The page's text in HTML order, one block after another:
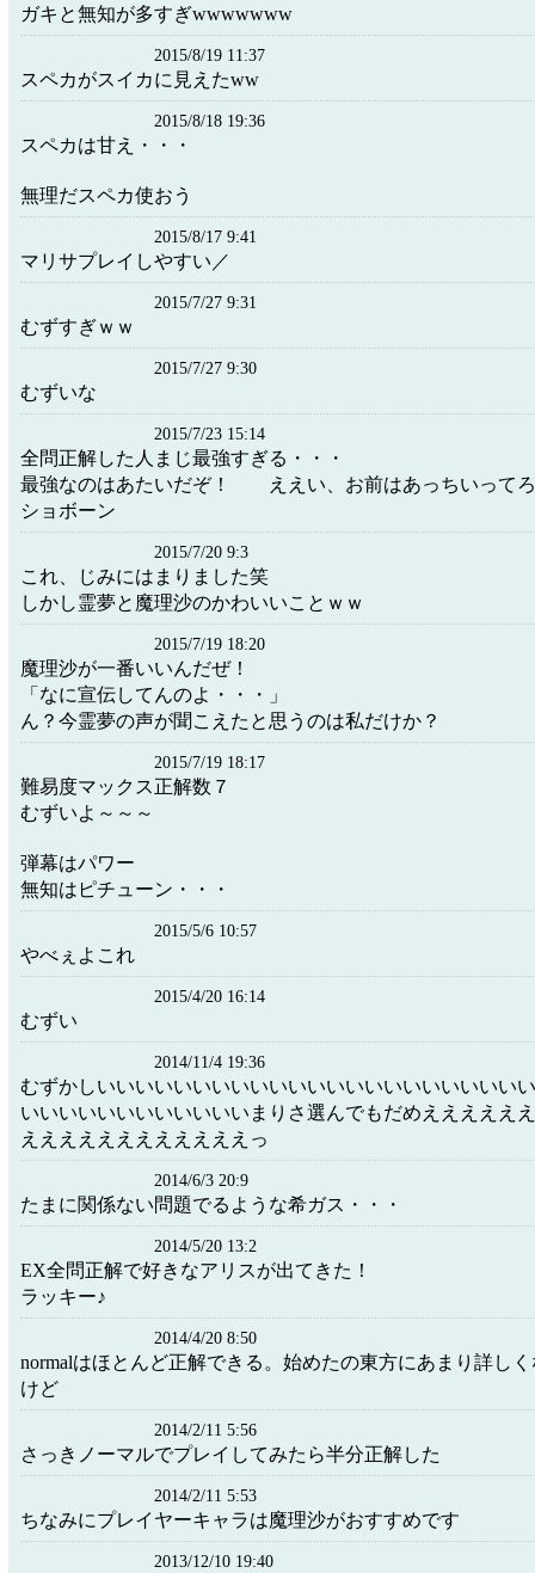
ガキと無知が多すぎwwwwwww
2015/8/19 11:37
スペカがスイカに見えたww
2015/8/18 19:36
スペカは甘え・・・
無理だスペカ使おう
2015/8/17 9:41
マリサプレイしやすい／
2015/7/27 9:31
むずすぎｗｗ
2015/7/27 9:30
むずいな
2015/7/23 15:14
全問正解した人まじ最強すぎる・・・
最強なのはあたいだぞ！ ええい、お前はあっちいって
ショボーン
2015/7/20 9:3
これ、じみにはまりました笑
しかし霊夢と魔理沙のかわいいことｗｗ
2015/7/19 18:20
魔理沙が一番いいんだぜ！
「なに宣伝してんのよ・・・」
ん？今霊夢の声が聞こえたと思うのは私だけか？
2015/7/19 18:17
難易度マックス正解数７
むずいよ～～～
弾幕はパワー
無知はピチューン・・・
2015/5/6 10:57
やべぇよこれ
2015/4/20 16:14
むずい
2014/11/4 19:36
むずかしいいいいいいいいいいいいいいいいいいいいいい
いいいいいいいいいいいいまりさ選んでもだめえええええ
ええええええええええええっ
2014/6/3 20:9
たまに関係ない問題でるような希ガス・・・
2014/5/20 13:2
EX全問正解で好きなアリスが出てきた！
ラッキー♪
2014/4/20 8:50
normalはほとんど正解できる。始めたの東方にあまり詳し
けど
2014/2/11 5:56
さっきノーマルでプレイしてみたら半分正解した
2014/2/11 5:53
ちなみにプレイヤーキャラは魔理沙がおすすめです
2013/12/10 19:40